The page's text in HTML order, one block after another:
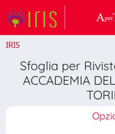
IRIS
Sfoglia per
ACCADEMIA